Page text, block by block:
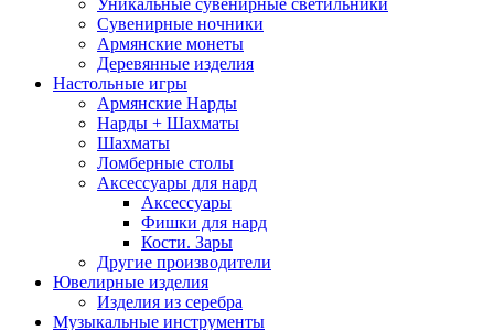
Уникальные сувенирные светильники
Сувенирные ночники
Армянские монеты
Деревянные изделия
Настольные игры
Армянские Нарды
Нарды + Шахматы
Шахматы
Ломберные столы
Аксессуары для нард
Аксессуары
Фишки для нард
Кости. Зары
Другие производители
Ювелирные изделия
Изделия из серебра
Музыкальные инструменты